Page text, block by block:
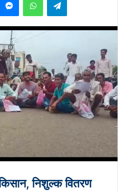
निशुल्क वितरण